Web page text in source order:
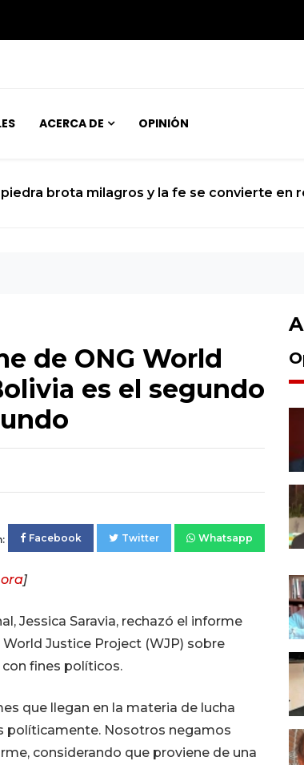
ACERCA DE OPINIÓN
piedra brota milagros y la fe se convierte en
de ONG World
es el segundo
Facebook Twitter Whatsapp
]
Jessica Saravia, rechazó el informe
Justice Project (WJP) sobre
fines políticos.
que llegan en la materia de lucha
políticamente. Nosotros negamos
considerando que proviene de una